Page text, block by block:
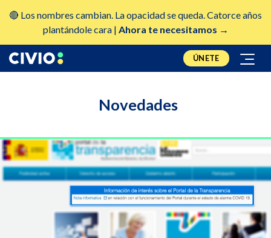
🔴 Los nombres cambian. La opacidad se queda. Catorce años
plantándole cara | Ahora te necesitamos →
ÚNETE
Novedades